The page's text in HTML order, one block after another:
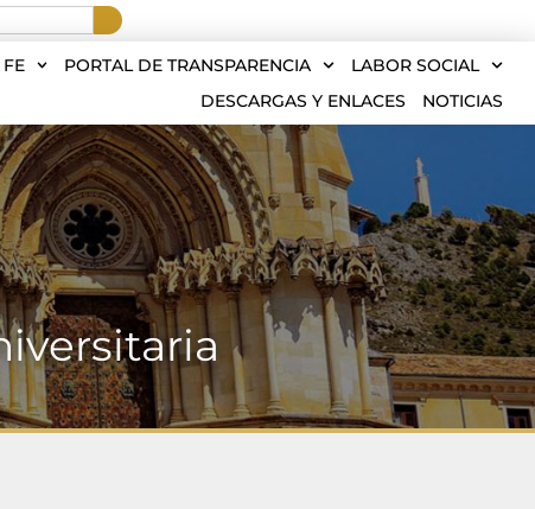
PORTAL DE TRANSPARENCIA
LABOR SOCIAL
DESCARGAS Y ENLACES
NOTICIAS